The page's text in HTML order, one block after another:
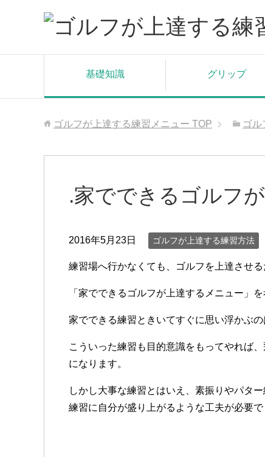
基礎知識 グリップ
ゴルフが上達する練習メニュー TOP ゴル
.家でできるゴルフ
2016年5月23日 ゴルフが上達する練習方法
練習場へ行かなくても、ゴルフを上達させ
「家でできるゴルフが上達するメニュー」
家でできる練習ときいてすぐに思い浮かぶ
こういった練習も目的意識をもってやれば
になります。
しかし大事な練習とはいえ、素振りやパタ
練習に自分が盛り上がるような工夫が必要で